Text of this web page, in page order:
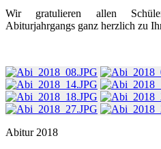
Wir gratulieren allen
Abiturjahrgangs ganz herzlich zu
Abitur 2018